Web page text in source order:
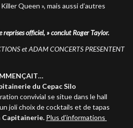
Queen », mais aussi d’autres
reprises officiel, » conclut Roger Taylor.
et ADAM CONCERTS PRESENTENT
du Cepac Silo
convivial se situe dans le hall
joli choix de cocktails et de tapas
Capitainerie. Plus d’informations